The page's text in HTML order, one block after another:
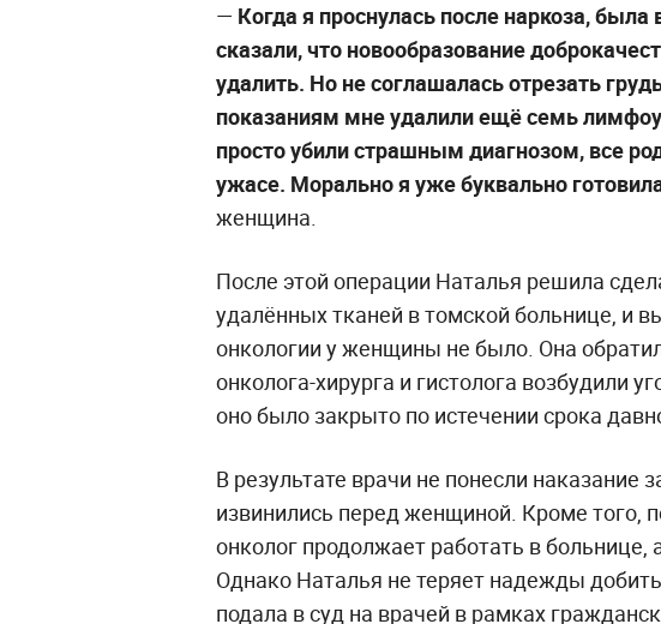
— Когда я проснулась после наркоза,
сказали, что новообразование
удалить. Но не соглашалась отрезать
показаниям мне удалили ещё семь
просто убили страшным диагнозом, все
ужасе. Морально я уже буквально
женщина.
После этой операции Наталья решила
удалённых тканей в томской больнице, и
онкологии у женщины не было. Она
онколога-хирурга и гистолога возбудили
оно было закрыто по истечении срока
В результате врачи не понесли наказание
извинились перед женщиной. Кроме того,
онколог продолжает работать в больнице,
Однако Наталья не теряет надежды
подала в суд на врачей в рамках